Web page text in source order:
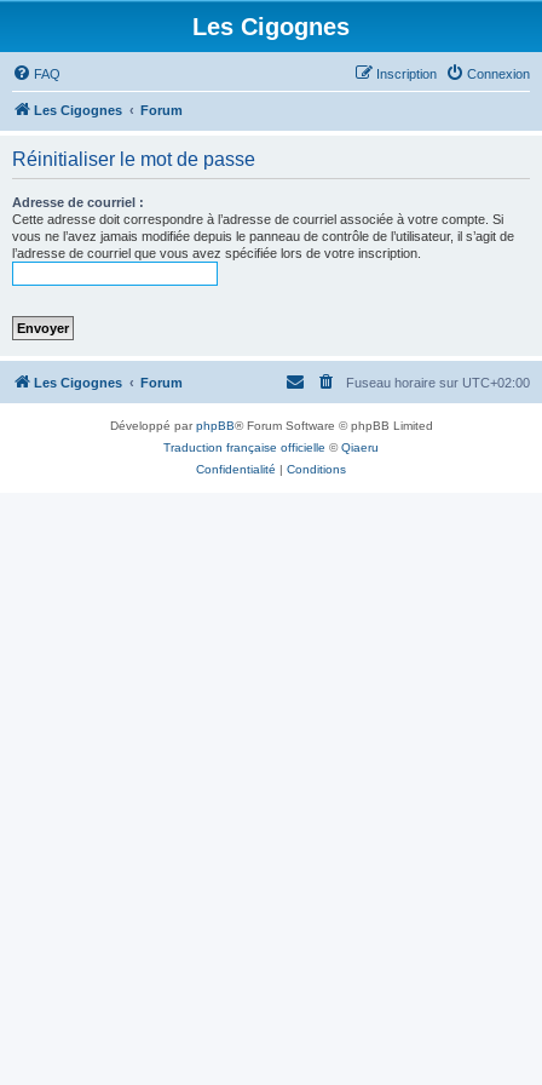
Les Cigognes
FAQ Connexion
Inscription
Les Cigognes Forum
Réinitialiser le mot de passe
Adresse de courriel :
Cette adresse doit correspondre à l’adresse de courriel associée à votre compte. Si
vous ne l’avez jamais modifiée depuis le panneau de contrôle de l’utilisateur, il s’agit de
l’adresse de courriel que vous avez spécifiée lors de votre inscription.
Les Cigognes Forum Fuseau horaire sur UTC+02:00
Développé parphpBB® Forum Software © phpBB Limited
Traduction française officielle ©Qiaeru
Confidentialité | Conditions